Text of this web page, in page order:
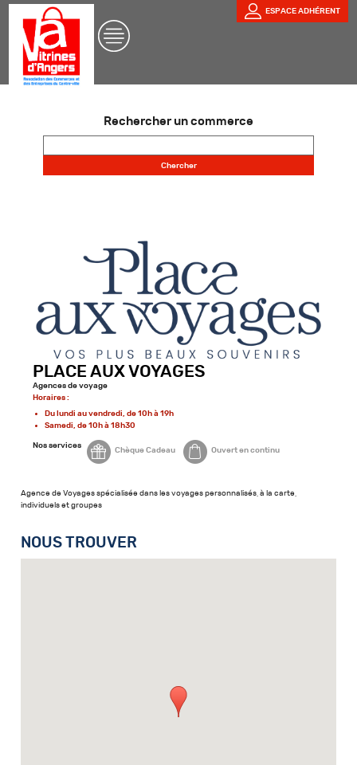
ESPACE ADHÉRENT
Rechercher un commerce
PLACE AUX VOYAGES
Agences de voyage
Horaires :
Du lundi au vendredi, de 10h à 19h
Samedi, de 10h à 18h30
Nos services
Chèque Cadeau Ouvert en continu
Agence de Voyages spécialisée dans les voyages personnalisés, à la carte,
individuels et groupes
NOUS TROUVER